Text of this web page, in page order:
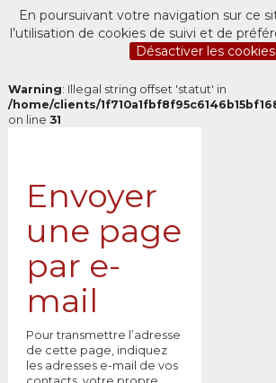
En poursuivant votre navigation sur ce
l’utilisation de cookies de suivi et de
Désactiver les cookies
Warning: Illegal string offset 'statut' in
/home/clients/
on line 31
Envoyer
une page
par e-
mail
Pour transmettre l’adresse
de cette page, indiquez
les adresses e-mail de vos